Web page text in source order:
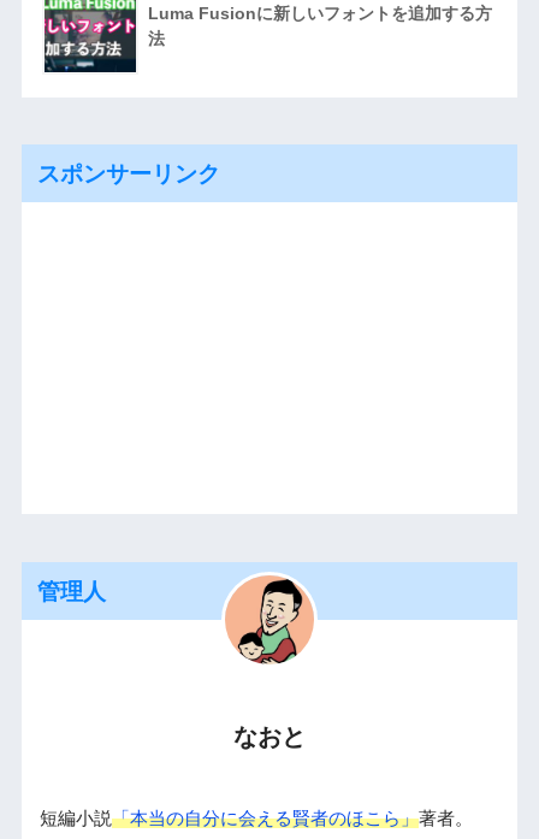
Luma Fusionに新しいフォントを追加する方
法
スポンサーリンク
管理人
なおと
短編小説「本当の自分に会える賢者のほこら」著者。